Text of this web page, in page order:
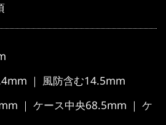
｜ 風防含む14.5mm
｜ ケース中央68.5mm ｜ ケ